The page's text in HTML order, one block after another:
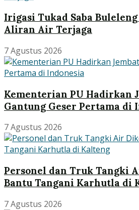
Irigasi Tukad Saba
Aliran Air Terjaga
7 Agustus 2026
Kementerian PU Hadirkan
Gantung Geser Pertama di
7 Agustus 2026
Personel dan Truk Tangki
Bantu Tangani Karhutla di
7 Agustus 2026